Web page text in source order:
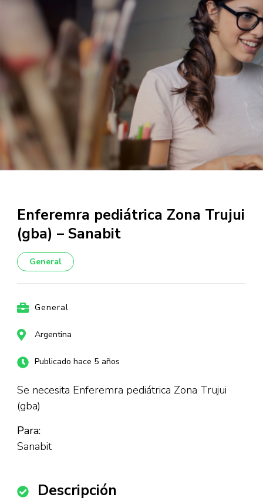
Enferemra pediátrica Zona Trujui
(gba) – Sanabit
General
General
Argentina
Publicado hace 5 años
Se necesita Enferemra pediátrica Zona Trujui
(gba)
Para:
Sanabit
Descripción